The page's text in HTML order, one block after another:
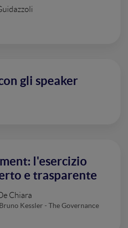
gli speaker
l'esercizio
e trasparente
Chiara
Kessler - The Governance